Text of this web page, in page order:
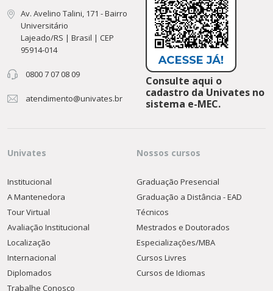
Av. Avelino Talini, 171 - Bairro
Universitário
Lajeado/RS | Brasil | CEP
95914-014
0800 7 07 08 09
atendimento@univates.br
Consulte aqui o
cadastro da Univates no
sistema e-MEC.
Univates
Institucional
A Mantenedora
Tour Virtual
Avaliação Institucional
Localização
Internacional
Diplomados
Trabalhe Conosco
Nossos cursos
Graduação Presencial
Graduação a Distância - EAD
Técnicos
Mestrados e Doutorados
Especializações/MBA
Cursos Livres
Cursos de Idiomas